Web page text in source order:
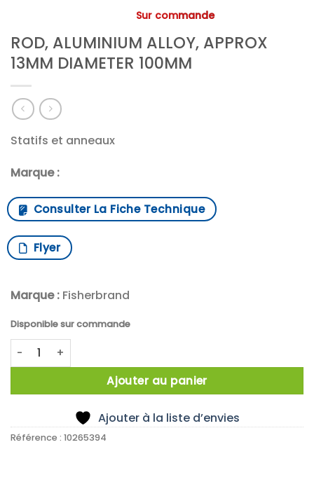
Sur commande
ROD, ALUMINIUM ALLOY, APPROX
13MM DIAMETER 100MM
Statifs et anneaux
Marque :
Consulter La Fiche Technique
Flyer
Marque : Fisherbrand
Disponible sur commande
quantité de ROD, ALUMINIUM ALLOY, APPROX 13MM
Ajouter au panier
Ajouter à la liste d’envies
Référence : 10265394